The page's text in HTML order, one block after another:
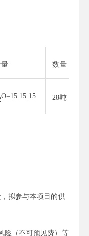
数量
O=15:15:15 28吨
拟参与本项目的供
险（不可预见费）等